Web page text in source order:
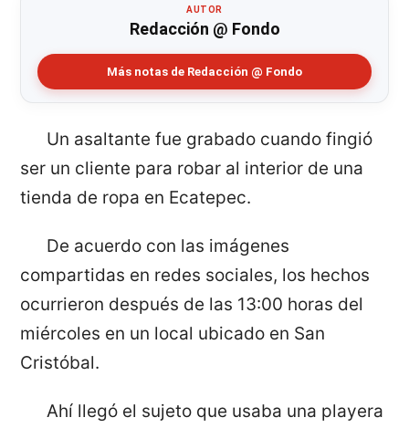
AUTOR
Redacción @ Fondo
Más notas de Redacción @ Fondo
Un asaltante fue grabado cuando fingió
ser un cliente para robar al interior de una
tienda de ropa en Ecatepec.
De acuerdo con las imágenes
compartidas en redes sociales, los hechos
ocurrieron después de las 13:00 horas del
miércoles en un local ubicado en San
Cristóbal.
Ahí llegó el sujeto que usaba una playera